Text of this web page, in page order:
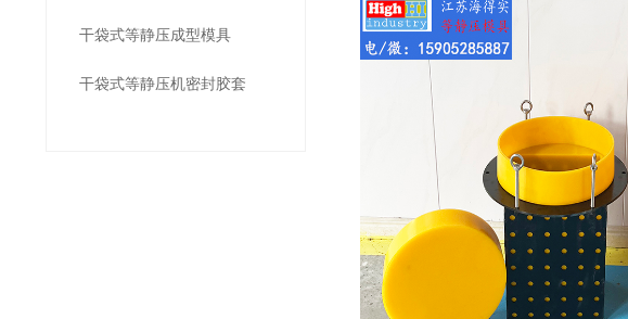
干袋式等静压成型模具
干袋式等静压机密封胶套